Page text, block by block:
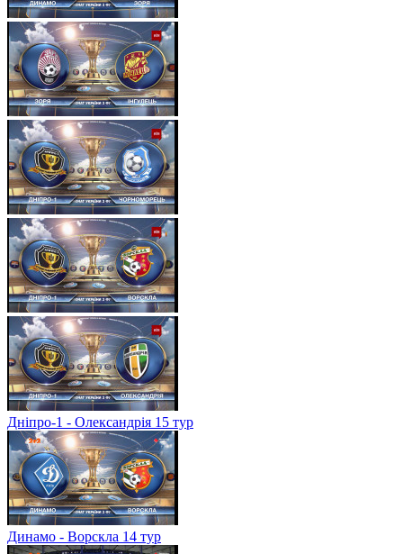
Дніпро-1 - Олександрія 15 тур
Динамо - Ворскла 14 тур